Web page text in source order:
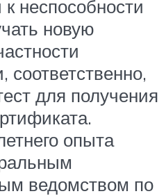
неспособности
новую
соответственно,
для получения
опыта
ведомством по